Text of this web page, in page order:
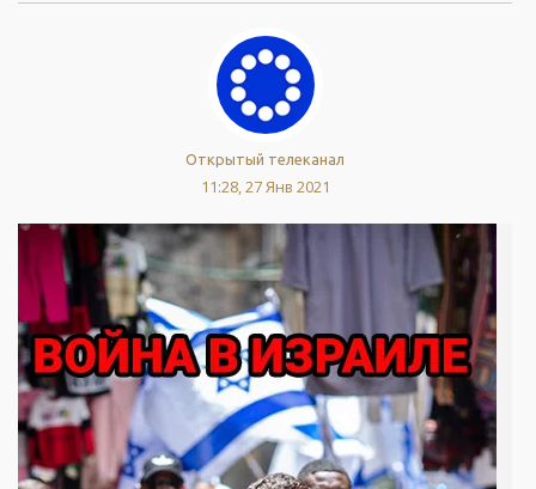
Открытый телеканал
11:28, 27 Янв 2021